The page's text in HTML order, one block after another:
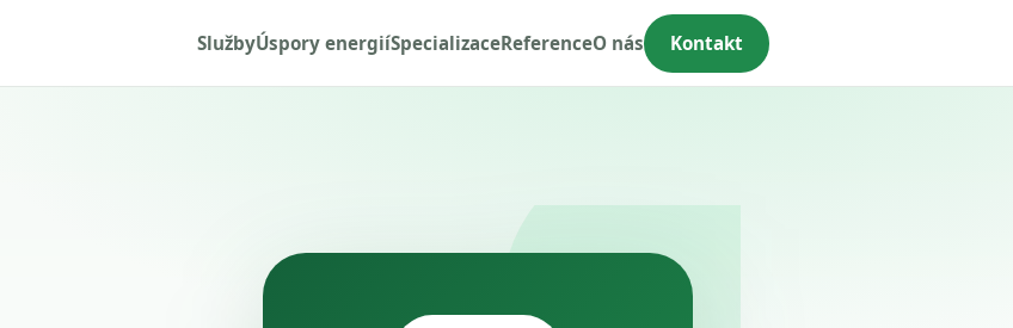
SlužbyÚspory energiíSpecializaceReferenceO nás Kontakt